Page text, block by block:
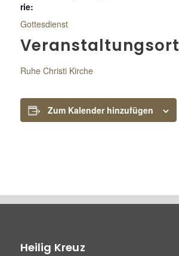
rie:
Gottesdienst
Veranstaltungsort
Ruhe Christi Kirche
Zum Kalender hinzufügen
Heilig Kreuz